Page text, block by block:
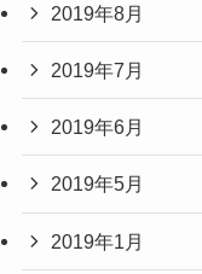
2019年8月
2019年7月
2019年6月
2019年5月
2019年1月